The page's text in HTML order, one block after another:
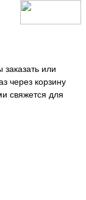
или
через корзину
свяжется для